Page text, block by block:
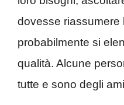
dovesse riassumere
probabilmente si
qualità. Alcune
tutte e sono degli